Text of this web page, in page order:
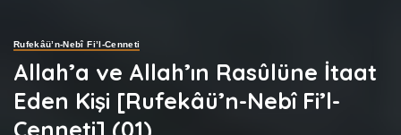
Rufekâü’n-Nebî Fi’l-Cenneti
Allah’a ve Allah’ın Rasûlüne İtaat
Eden Kişi [Rufekâü’n-Nebî Fi’l-
Cenneti] (01)